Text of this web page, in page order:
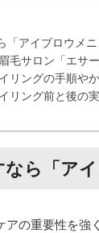
「アイブロウメ
毛サロン「エサ
リングの手順や
リング前と後の
なら「ア
アの重要性を強